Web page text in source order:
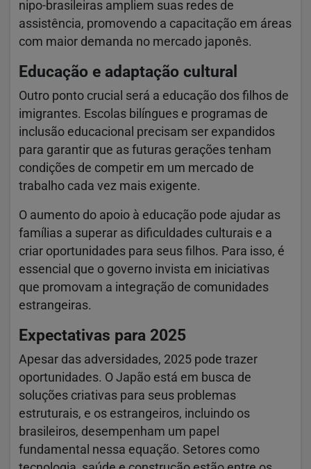
nipo-brasileiras ampliem suas redes de
assistência, promovendo a capacitação em áreas
com maior demanda no mercado japonês.
Educação e adaptação cultural
Outro ponto crucial será a educação dos filhos de
imigrantes. Escolas bilíngues e programas de
inclusão educacional precisam ser expandidos
para garantir que as futuras gerações tenham
condições de competir em um mercado de
trabalho cada vez mais exigente.
O aumento do apoio à educação pode ajudar as
famílias a superar as dificuldades culturais e a
criar oportunidades para seus filhos. Para isso, é
essencial que o governo invista em iniciativas
que promovam a integração de comunidades
estrangeiras.
Expectativas para 2025
Apesar das adversidades, 2025 pode trazer
oportunidades. O Japão está em busca de
soluções criativas para seus problemas
estruturais, e os estrangeiros, incluindo os
brasileiros, desempenham um papel
fundamental nessa equação. Setores como